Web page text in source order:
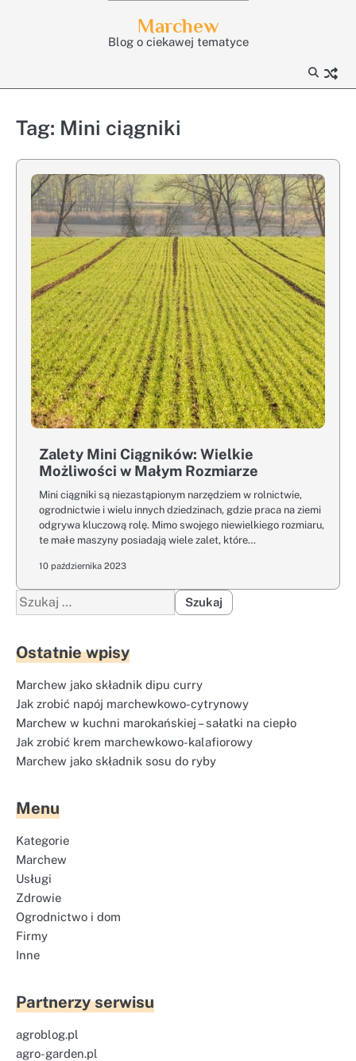
Marchew
Blog o ciekawej tematyce
Tag: Mini ciągniki
Zalety Mini Ciągników: Wielkie
Możliwości w Małym Rozmiarze
Mini ciągniki są niezastąpionym narzędziem w rolnictwie,
ogrodnictwie i wielu innych dziedzinach, gdzie praca na ziemi
odgrywa kluczową rolę. Mimo swojego niewielkiego rozmiaru,
te małe maszyny posiadają wiele zalet, które…
10 października 2023
Szukaj:
Ostatnie wpisy
Marchew jako składnik dipu curry
Jak zrobić napój marchewkowo-cytrynowy
Marchew w kuchni marokańskiej – sałatki na ciepło
Jak zrobić krem marchewkowo-kalafiorowy
Marchew jako składnik sosu do ryby
Menu
Kategorie
Marchew
Usługi
Zdrowie
Ogrodnictwo i dom
Firmy
Inne
Partnerzy serwisu
agroblog.pl
agro-garden.pl